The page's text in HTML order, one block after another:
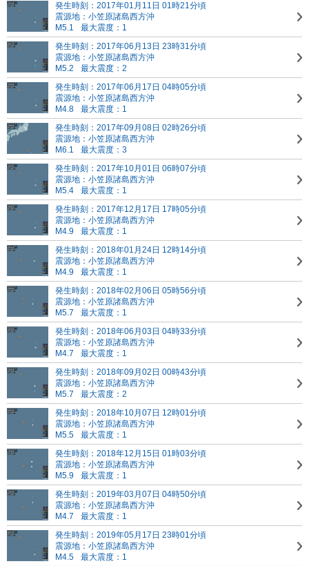
発生時刻：2017年01月11日 01時21分頃
震源地：小笠原諸島西方沖
M5.1
最大震度：1
発生時刻：2017年06月13日 23時31分頃
震源地：小笠原諸島西方沖
M5.2
最大震度：2
発生時刻：2017年06月17日 04時05分頃
震源地：小笠原諸島西方沖
M4.8
最大震度：1
発生時刻：2017年09月08日 02時26分頃
震源地：小笠原諸島西方沖
M6.1
最大震度：3
発生時刻：2017年10月01日 06時07分頃
震源地：小笠原諸島西方沖
M5.4
最大震度：1
発生時刻：2017年12月17日 17時05分頃
震源地：小笠原諸島西方沖
M4.9
最大震度：1
発生時刻：2018年01月24日 12時14分頃
震源地：小笠原諸島西方沖
M4.9
最大震度：1
発生時刻：2018年02月06日 05時56分頃
震源地：小笠原諸島西方沖
M5.7
最大震度：1
発生時刻：2018年06月03日 04時33分頃
震源地：小笠原諸島西方沖
M4.7
最大震度：1
発生時刻：2018年09月02日 00時43分頃
震源地：小笠原諸島西方沖
M5.7
最大震度：2
発生時刻：2018年10月07日 12時01分頃
震源地：小笠原諸島西方沖
M5.5
最大震度：1
発生時刻：2018年12月15日 01時03分頃
震源地：小笠原諸島西方沖
M5.9
最大震度：1
発生時刻：2019年03月07日 04時50分頃
震源地：小笠原諸島西方沖
M4.7
最大震度：1
発生時刻：2019年05月17日 23時01分頃
震源地：小笠原諸島西方沖
M4.5
最大震度：1